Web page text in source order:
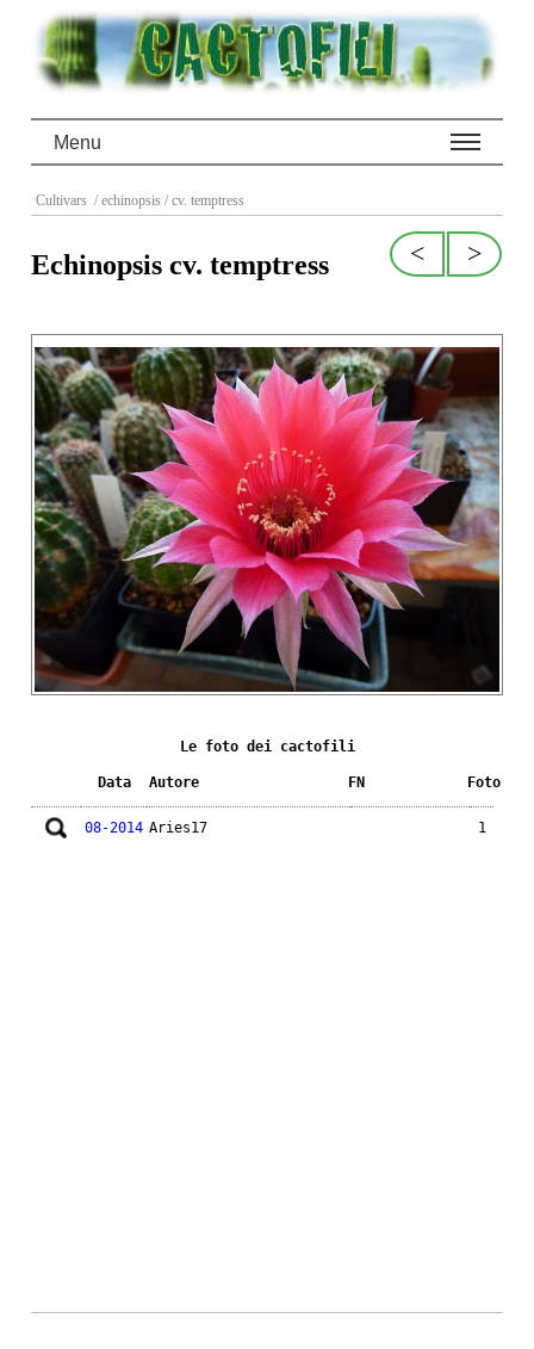
Menu
Cultivars / echinopsis / cv. temptress
>
<
Echinopsis cv. temptress
Le foto dei cactofili
Data Autore FN Foto
08-2014 Aries17 1